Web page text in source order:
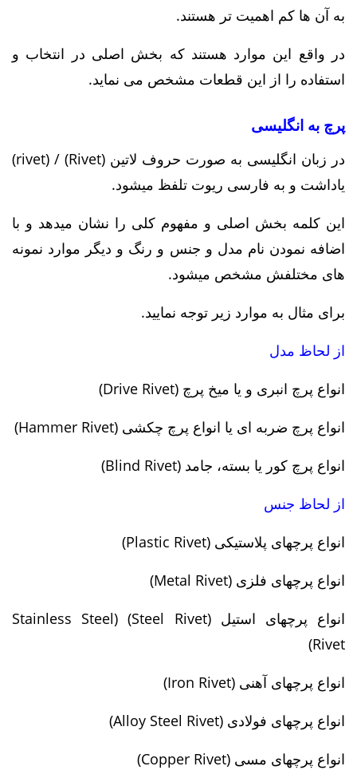
به آن ها کم اهمیت تر هستند.
در واقع این موارد هستند که بخش اصلی در انتخاب و
استفاده را از این قطعات مشخص می نماید.
پرچ به انگلیسی
در زبان انگلیسی به صورت حروف لاتین (Rivet) / (rivet)
یاداشت و به فارسی ریوت تلفظ میشود.
این کلمه بخش اصلی و مفهوم کلی را نشان میدهد و با
اضافه نمودن نام مدل و جنس و رنگ و دیگر موارد نمونه
های مختلفش مشخص میشود.
برای مثال به موارد زیر توجه نمایید.
از لحاظ مدل
انواع پرچ انبری و یا میخ پرچ (Drive Rivet)
انواع پرچ ضربه ای یا انواع پرچ چکشی (Hammer Rivet)
انواع پرچ کور یا بسته، جامد (Blind Rivet)
از لحاظ جنس
انواع پرچهای پلاستیکی (Plastic Rivet)
انواع پرچهای فلزی (Metal Rivet)
انواع پرچهای استیل (Steel Rivet) (Stainless Steel
Rivet)
انواع پرچهای آهنی (Iron Rivet)
انواع پرچهای فولادی (Alloy Steel Rivet)
انواع پرچهای مسی (Copper Rivet)